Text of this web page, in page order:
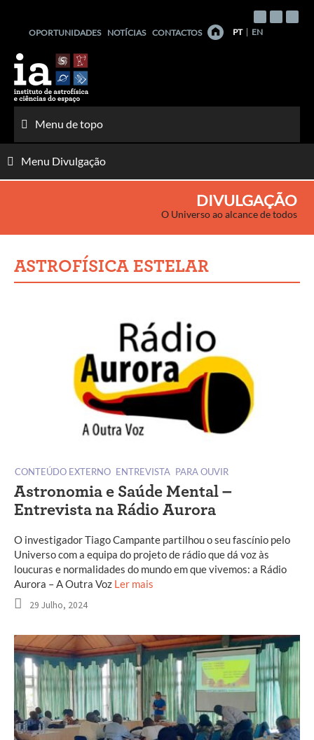
conteúdo
OPORTUNIDADES NOTÍCIAS CONTACTOS PT EN
Menu de topo
Menu Divulgação
DIVULGAÇÃO
O Universo ao alcance de todos
ASTROFÍSICA ESTELAR
CONTEÚDO EXTERNO ENTREVISTA PARA OUVIR
Astronomia e Saúde Mental –
Entrevista na Rádio Aurora
O investigador Tiago Campante partilhou o seu fascínio pelo
Universo com a equipa do projeto de rádio que dá voz às
loucuras e normalidades do mundo em que vivemos: a Rádio
Aurora – A Outra Voz Ler mais
29 Julho, 2024